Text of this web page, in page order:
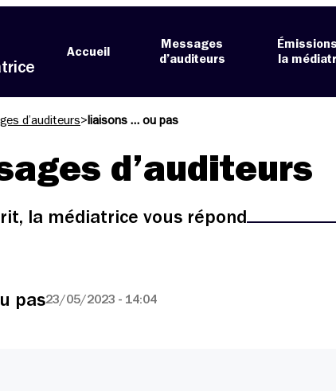
Accueil
Messages
d’auditeurs
la
d’auditeurs> liaisons … ou pas
d’auditeurs
la médiatrice vous répond
pas23/05/2023 - 14:04